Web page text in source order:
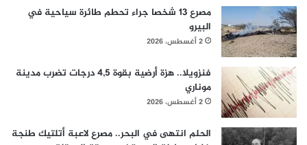
مصرع 13 شخصا جراء تحطم طائرة سياحية في
البيرو
2 أغسطس، 2026
فنزويلا.. هزة أرضية بقوة 4,5 درجات تضرب مدينة
موناري
2 أغسطس، 2026
الحلم انتهى في البحر.. مصرع لاعبة أتلتيك طنجة